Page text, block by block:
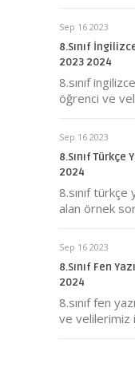
Sep 16 2023
8.Sınıf
2023 2024
8.sınıf
öğrenci ve
Sep 16 2023
8.Sınıf Türkçe
2024
8.sınıf türkçe
alan örnek
Sep 16 2023
8.Sınıf Fen
2024
8.sınıf fen
ve velilerimiz